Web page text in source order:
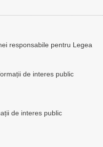
responsabile pentru Legea
de interes public
de interes public